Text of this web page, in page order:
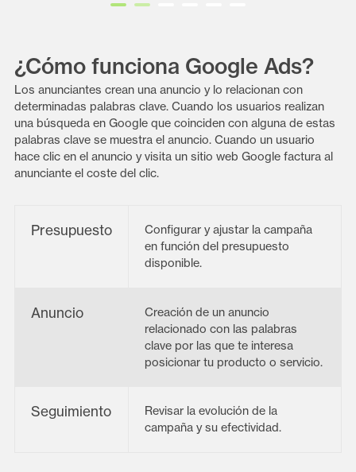
¿Cómo funciona Google Ads?
Los anunciantes crean una anuncio y lo relacionan con
determinadas palabras clave. Cuando los usuarios realizan
una búsqueda en Google que coinciden con alguna de estas
palabras clave se muestra el anuncio. Cuando un usuario
hace clic en el anuncio y visita un sitio web Google factura al
anunciante el coste del clic.
Presupuesto
Configurar y ajustar la campaña
en función del presupuesto
disponible.
Anuncio
Creación de un anuncio
relacionado con las palabras
clave por las que te interesa
posicionar tu producto o servicio.
Seguimiento
Revisar la evolución de la
campaña y su efectividad.